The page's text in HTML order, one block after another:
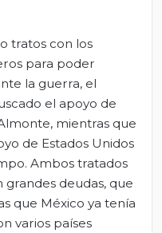
tratos con los
para poder
la guerra, el
el apoyo de
mientras que
de Estados Unidos
Ambos tratados
deudas, que
que México ya tenía
varios países